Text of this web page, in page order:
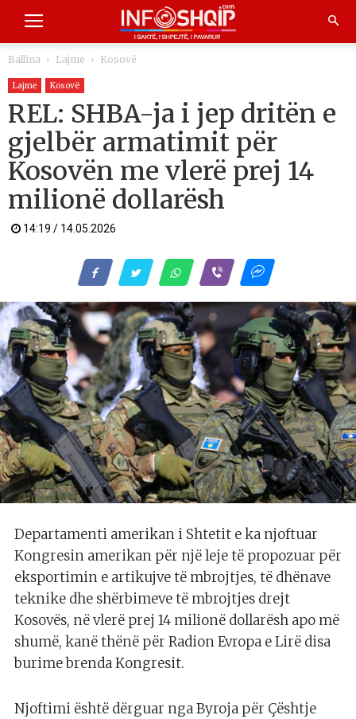
Ballina Lajme Kosovë
Lajme Kosovë
REL: SHBA-ja i jep dritën e
gjelbër armatimit për
Kosovën me vlerë prej 14
milionë dollarësh
14:19 / 14.05.2026
Departamenti amerikan i Shtetit e ka njoftuar
Kongresin amerikan për një leje të propozuar për
eksportimin e artikujve të mbrojtjes, të dhënave
teknike dhe shërbimeve të mbrojtjes drejt
Kosovës, në vlerë prej 14 milionë dollarësh apo më
shumë, kanë thënë për Radion Evropa e Lirë disa
burime brenda Kongresit.
Njoftimi është dërguar nga Byroja për Çështje